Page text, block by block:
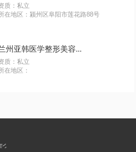
质：私立
在地区：颍州区阜阳市莲花路88号
州亚韩医学整形美容...
质：私立
在地区：